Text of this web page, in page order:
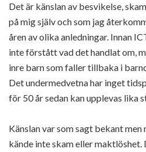
Det är känslan av besvikelse,
på mig själv och som jag
åren av olika anledningar. Innan
inte förstått vad det handlat om,
inre barn som faller tillbaka i
Det undermedvetna har inget
för 50 år sedan kan upplevas lika
Känslan var som sagt bekant
kände inte skam eller maktlöshet.